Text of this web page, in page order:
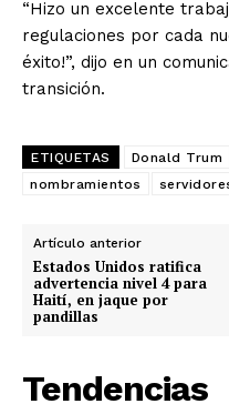
“Hizo un excelente
regulaciones por cada
éxito!”, dijo en un
transición.
ETIQUETAS Donald Trum
nombramientos
Artículo anterior
Estados Unidos ratifica
advertencia nivel 4 para
Haití, en jaque por
pandillas
Tendencias